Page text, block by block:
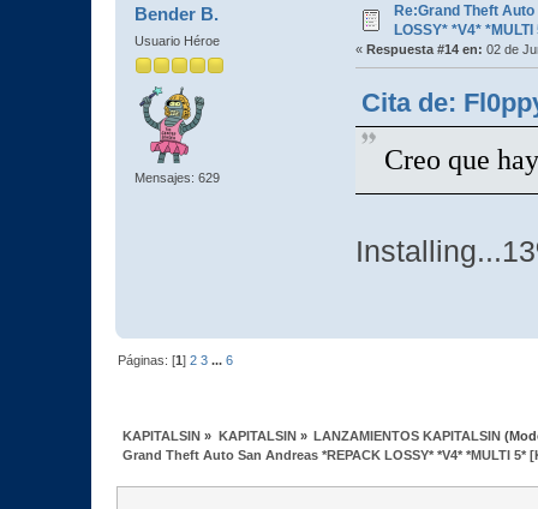
Bender B.
Usuario Héroe
Mensajes: 629
Re:Grand Theft
LOSSY* *V4*
« Respuesta #14 en: 02 de
Cita de:
Creo que
Páginas: [1]2 3 ...6
KAPITALSIN » KAPITALSIN » LANZAMIENTOS KAPITALSIN
Grand Theft Auto San Andreas *REPACK LOSSY* *V4* *MULTI 5*